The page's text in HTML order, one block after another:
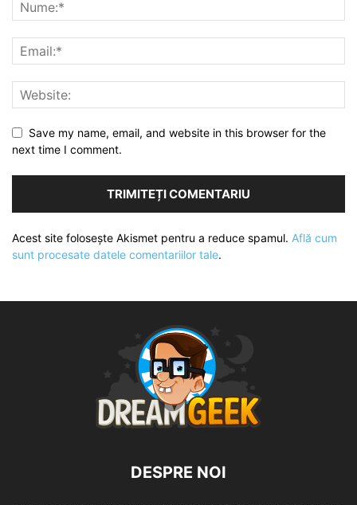
Save my name, email, and website in this browser for the
next time I comment.
Acest site folosește Akismet pentru a reduce spamul. Află cum
sunt procesate datele comentariilor tale.
DESPRE NOI